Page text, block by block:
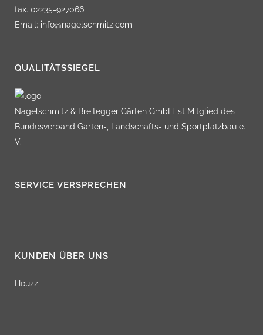
fax. 02235-927066
Email: info@nagelschmitz.com
QUALITÄTSSIEGEL
Nagelschmitz & Breitegger Gärten GmbH ist Mitglied des
Bundesverband Garten-, Landschafts- und Sportplatzbau e.
V.
SERVICE VERSPRECHEN
KUNDEN ÜBER UNS
Houzz